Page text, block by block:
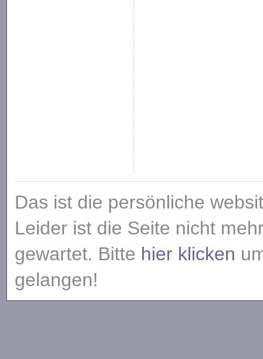
Das ist die persönliche
Leider ist die Seite nicht
gewartet. Bitte hier klicken
gelangen!